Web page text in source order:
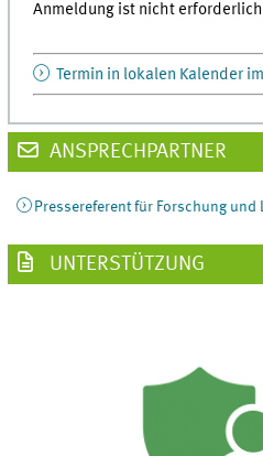
Anmeldung ist nicht
Termin in lokalen Kalender
ANSPRECHPARTNER
Pressereferent für Forschung und
UNTERSTÜTZUNG